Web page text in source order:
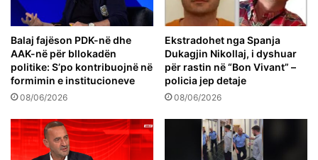
Balaj fajëson PDK-në dhe
AAK-në për bllokadën
politike: S’po kontribuojnë në
formimin e institucioneve
08/06/2026
Ekstradohet nga Spanja
Dukagjin Nikollaj, i dyshuar
për rastin në “Bon Vivant” –
policia jep detaje
08/06/2026